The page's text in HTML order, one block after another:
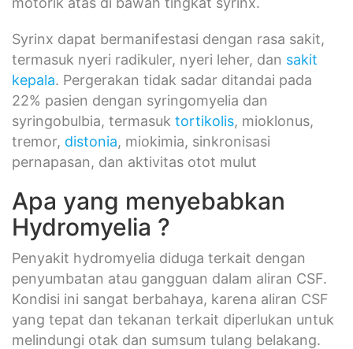
Syrinx dapat bermanifestasi dengan rasa sakit,
termasuk nyeri radikuler, nyeri leher, dan sakit
kepala. Pergerakan tidak sadar ditandai pada
22% pasien dengan syringomyelia dan
syringobulbia, termasuk tortikolis, mioklonus,
tremor, distonia, miokimia, sinkronisasi
pernapasan, dan aktivitas otot mulut
Apa yang menyebabkan
Hydromyelia ?
Penyakit hydromyelia diduga terkait dengan
penyumbatan atau gangguan dalam aliran CSF.
Kondisi ini sangat berbahaya, karena aliran CSF
yang tepat dan tekanan terkait diperlukan untuk
melindungi otak dan sumsum tulang belakang.